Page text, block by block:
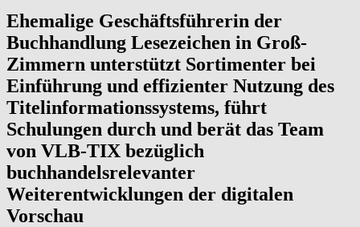
Ehemalige Geschäftsführerin der
Buchhandlung Lesezeichen in Groß-
Zimmern unterstützt Sortimenter bei
Einführung und effizienter Nutzung des
Titelinformationssystems, führt
Schulungen durch und berät das Team
von VLB-TIX bezüglich
buchhandelsrelevanter
Weiterentwicklungen der digitalen
Vorschau